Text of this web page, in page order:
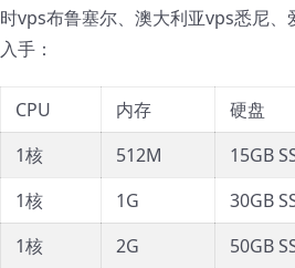
时vps布鲁塞尔、澳大利亚vps悉尼
入手：
CPU 内存 硬盘
1核
512M 15GB
1核
1G 30GB
1核
2G 50GB